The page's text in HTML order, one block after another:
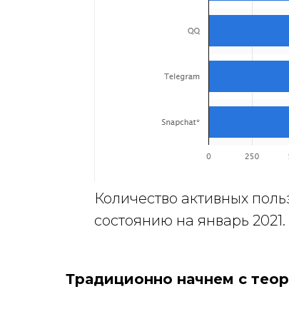
Количество активных
состоянию на январь
Традиционно начнем с